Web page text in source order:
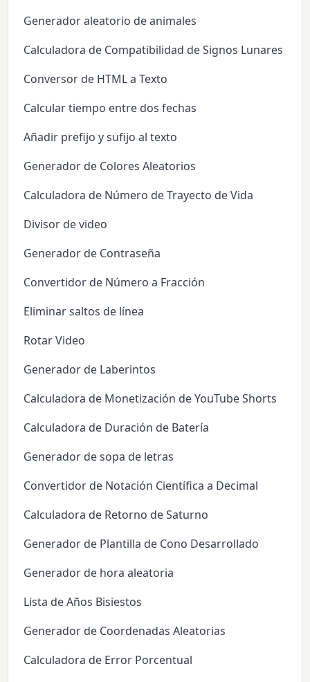
Generador aleatorio de animales
Calculadora de Compatibilidad de Signos Lunares
Conversor de HTML a Texto
Calcular tiempo entre dos fechas
Añadir prefijo y sufijo al texto
Generador de Colores Aleatorios
Calculadora de Número de Trayecto de Vida
Divisor de video
Generador de Contraseña
Convertidor de Número a Fracción
Eliminar saltos de línea
Rotar Video
Generador de Laberintos
Calculadora de Monetización de YouTube Shorts
Calculadora de Duración de Batería
Generador de sopa de letras
Convertidor de Notación Científica a Decimal
Calculadora de Retorno de Saturno
Generador de Plantilla de Cono Desarrollado
Generador de hora aleatoria
Lista de Años Bisiestos
Generador de Coordenadas Aleatorias
Calculadora de Error Porcentual